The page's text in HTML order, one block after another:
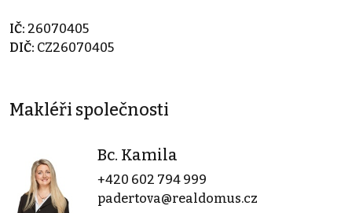
IČ: 26070405
DIČ: CZ26070405
Makléři společnosti
Bc. Kamila
+420 602 794 999
padertova@realdomus.cz